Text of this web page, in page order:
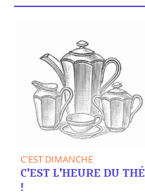
C'EST DIMANCHE
C’EST L’HEURE DU THÉ
!